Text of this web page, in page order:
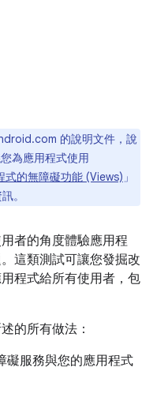
的說明文件，說
為應用程式使用
式的無障礙功能 (Views) 」
。
者的角度體驗應用程
這類測試可讓您發掘改
程式給所有使用者，包
的所有做法：
礙服務與您的應用程式